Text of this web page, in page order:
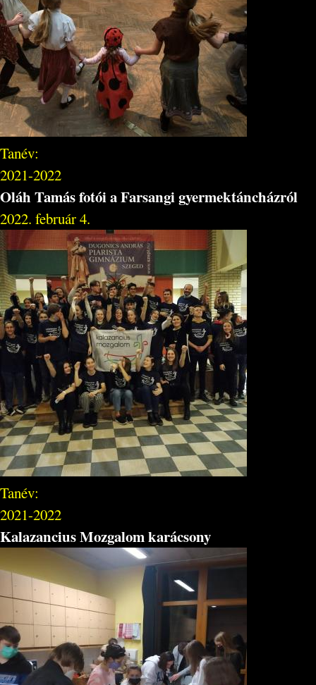
Tanév:
2021-2022
Oláh Tamás fotói a Farsangi gyermektáncházról
2022. február 4.
Tanév:
2021-2022
Kalazancius Mozgalom karácsony